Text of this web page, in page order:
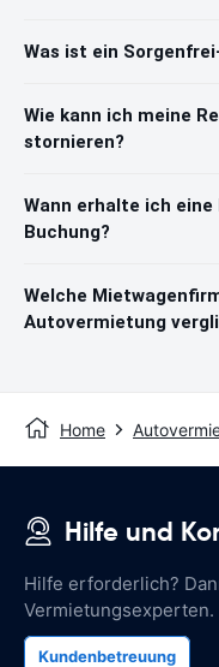
Was ist ein
Wie kann ich meine
stornieren?
Wann erhalte ich
Buchung?
Welche
Autovermietung
Home
Hilfe und
Hilfe erforderlich?
Vermietungsexperten.
Kundenbetreuung